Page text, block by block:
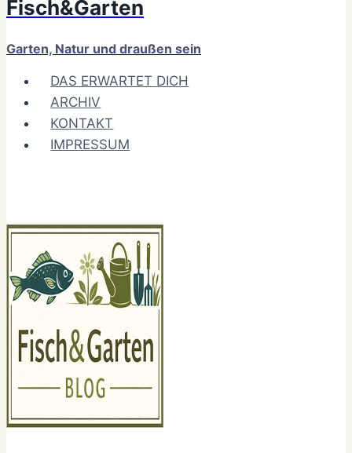
Fisch&Garten
Garten, Natur und draußen sein
DAS ERWARTET DICH
ARCHIV
KONTAKT
IMPRESSUM